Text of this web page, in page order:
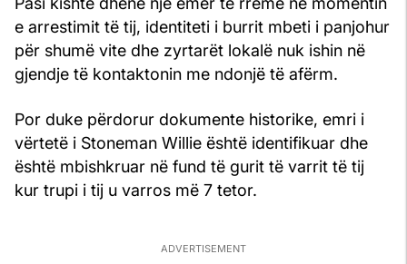
e arrestimit të tij, identiteti i burrit mbeti i panjohur
për shumë vite dhe zyrtarët lokalë nuk ishin në
gjendje të kontaktonin me ndonjë të afërm.
Por duke përdorur dokumente historike, emri i
vërtetë i Stoneman Willie është identifikuar dhe
është mbishkruar në fund të gurit të varrit të tij
kur trupi i tij u varros më 7 tetor.